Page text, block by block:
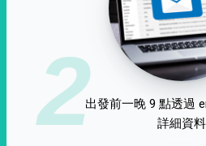
2出發前一晚 9 點透過
詳細資料